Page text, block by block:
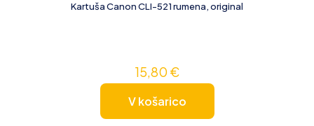
Kartuša Canon CLI-521 rumena, original
15,80 €
V košarico